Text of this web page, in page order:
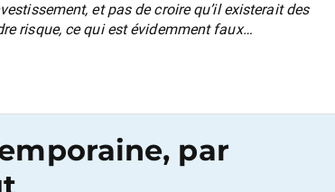
et pas de croire qu’il existerait des
risque, ce qui est évidemment faux…
par